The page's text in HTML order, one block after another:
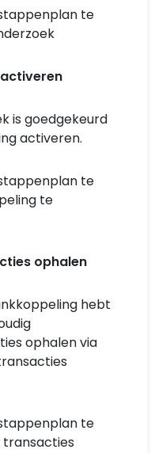
te
is goedgekeurd
activeren.
te
te
ophalen
hebt
ophalen via
te
transacties